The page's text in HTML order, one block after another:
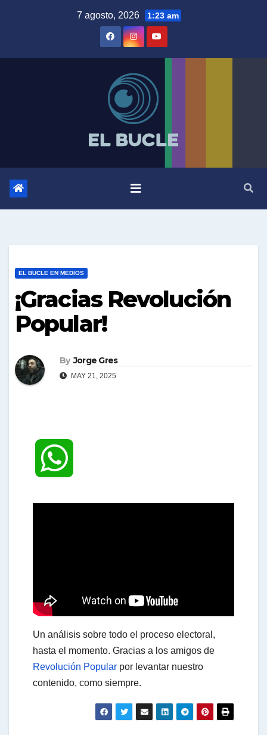
7 agosto, 2026 1:23 am
EL BUCLE EN MEDIOS
¡Gracias Revolución
Popular!
By Jorge Gres
MAY 21, 2025
A
p
Un análisis sobre todo el proceso electoral,
hasta el momento. Gracias a los amigos de
Revolución Popular por levantar nuestro
contenido, como siempre.